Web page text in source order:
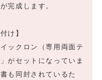
完成します。
け】
ックロン（専用両面テ
がセットになっていま
も同封されているた